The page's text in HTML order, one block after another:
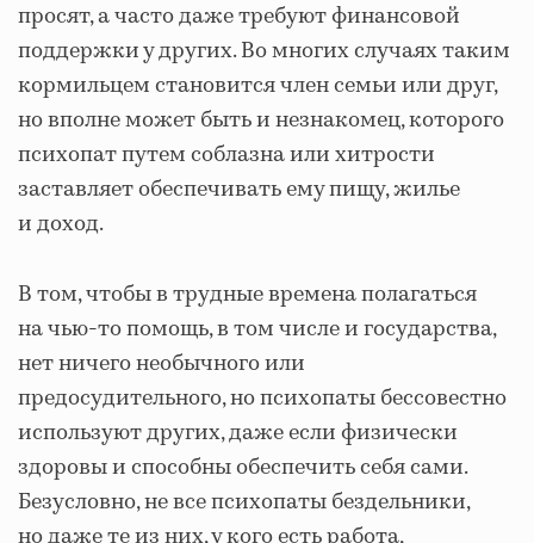
просят, а часто даже требуют финансовой
поддержки у других. Во многих случаях таким
кормильцем становится член семьи или друг,
но вполне может быть и незнакомец, которого
психопат путем соблазна или хитрости
заставляет обеспечивать ему пищу, жилье
и доход.
В том, чтобы в трудные времена полагаться
на чью-то помощь, в том числе и государства,
нет ничего необычного или
предосудительного, но психопаты бессовестно
используют других, даже если физически
здоровы и способны обеспечить себя сами.
Безусловно, не все психопаты бездельники,